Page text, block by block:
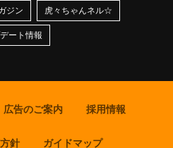
ジン 虎々ちゃんネル☆
ート情報
広告のご案内 採用情報
針 ガイドマップ